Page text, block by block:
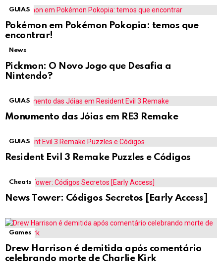
GUIAS
Pokémon em Pokémon Pokopia: temos que
encontrar!
News
Pickmon: O Novo Jogo que Desafia a
Nintendo?
GUIAS
Monumento das Jóias em RE3 Remake
GUIAS
Resident Evil 3 Remake Puzzles e Códigos
Cheats
News Tower: Códigos Secretos [Early Access]
Games
Drew Harrison é demitida após comentário
celebrando morte de Charlie Kirk